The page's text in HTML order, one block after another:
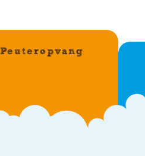
Peuteropvang